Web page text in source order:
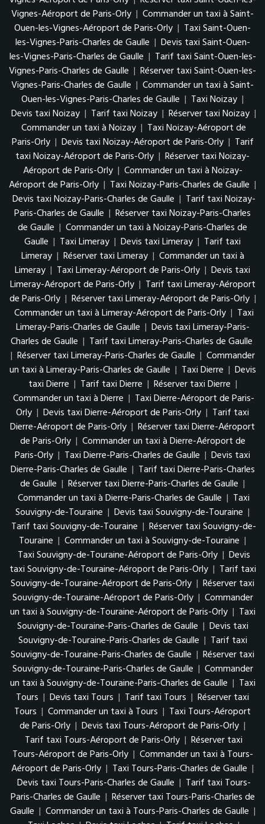
Vignes-Aéroport de Paris-Orly | Commander un taxi à Saint-
Ouen-les-Vignes-Aéroport de Paris-Orly | Taxi Saint-Ouen-
les-Vignes-Paris-Charles de Gaulle | Devis taxi Saint-Ouen-
les-Vignes-Paris-Charles de Gaulle | Tarif taxi Saint-Ouen-les-
Vignes-Paris-Charles de Gaulle | Réserver taxi Saint-Ouen-les-
Vignes-Paris-Charles de Gaulle | Commander un taxi à Saint-
Ouen-les-Vignes-Paris-Charles de Gaulle | Taxi Noizay |
Devis taxi Noizay | Tarif taxi Noizay | Réserver taxi Noizay |
Commander un taxi à Noizay | Taxi Noizay-Aéroport de
Paris-Orly | Devis taxi Noizay-Aéroport de Paris-Orly | Tarif
taxi Noizay-Aéroport de Paris-Orly | Réserver taxi Noizay-
Aéroport de Paris-Orly | Commander un taxi à Noizay-
Aéroport de Paris-Orly | Taxi Noizay-Paris-Charles de Gaulle |
Devis taxi Noizay-Paris-Charles de Gaulle | Tarif taxi Noizay-
Paris-Charles de Gaulle | Réserver taxi Noizay-Paris-Charles
de Gaulle | Commander un taxi à Noizay-Paris-Charles de
Gaulle | Taxi Limeray | Devis taxi Limeray | Tarif taxi
Limeray | Réserver taxi Limeray | Commander un taxi à
Limeray | Taxi Limeray-Aéroport de Paris-Orly | Devis taxi
Limeray-Aéroport de Paris-Orly | Tarif taxi Limeray-Aéroport
de Paris-Orly | Réserver taxi Limeray-Aéroport de Paris-Orly |
Commander un taxi à Limeray-Aéroport de Paris-Orly | Taxi
Limeray-Paris-Charles de Gaulle | Devis taxi Limeray-Paris-
Charles de Gaulle | Tarif taxi Limeray-Paris-Charles de Gaulle
| Réserver taxi Limeray-Paris-Charles de Gaulle | Commander
un taxi à Limeray-Paris-Charles de Gaulle | Taxi Dierre | Devis
taxi Dierre | Tarif taxi Dierre | Réserver taxi Dierre |
Commander un taxi à Dierre | Taxi Dierre-Aéroport de Paris-
Orly | Devis taxi Dierre-Aéroport de Paris-Orly | Tarif taxi
Dierre-Aéroport de Paris-Orly | Réserver taxi Dierre-Aéroport
de Paris-Orly | Commander un taxi à Dierre-Aéroport de
Paris-Orly | Taxi Dierre-Paris-Charles de Gaulle | Devis taxi
Dierre-Paris-Charles de Gaulle | Tarif taxi Dierre-Paris-Charles
de Gaulle | Réserver taxi Dierre-Paris-Charles de Gaulle |
Commander un taxi à Dierre-Paris-Charles de Gaulle | Taxi
Souvigny-de-Touraine | Devis taxi Souvigny-de-Touraine |
Tarif taxi Souvigny-de-Touraine | Réserver taxi Souvigny-de-
Touraine | Commander un taxi à Souvigny-de-Touraine |
Taxi Souvigny-de-Touraine-Aéroport de Paris-Orly | Devis
taxi Souvigny-de-Touraine-Aéroport de Paris-Orly | Tarif taxi
Souvigny-de-Touraine-Aéroport de Paris-Orly | Réserver taxi
Souvigny-de-Touraine-Aéroport de Paris-Orly | Commander
un taxi à Souvigny-de-Touraine-Aéroport de Paris-Orly | Taxi
Souvigny-de-Touraine-Paris-Charles de Gaulle | Devis taxi
Souvigny-de-Touraine-Paris-Charles de Gaulle | Tarif taxi
Souvigny-de-Touraine-Paris-Charles de Gaulle | Réserver taxi
Souvigny-de-Touraine-Paris-Charles de Gaulle | Commander
un taxi à Souvigny-de-Touraine-Paris-Charles de Gaulle | Taxi
Tours | Devis taxi Tours | Tarif taxi Tours | Réserver taxi
Tours | Commander un taxi à Tours | Taxi Tours-Aéroport
de Paris-Orly | Devis taxi Tours-Aéroport de Paris-Orly |
Tarif taxi Tours-Aéroport de Paris-Orly | Réserver taxi
Tours-Aéroport de Paris-Orly | Commander un taxi à Tours-
Aéroport de Paris-Orly | Taxi Tours-Paris-Charles de Gaulle |
Devis taxi Tours-Paris-Charles de Gaulle | Tarif taxi Tours-
Paris-Charles de Gaulle | Réserver taxi Tours-Paris-Charles de
Gaulle | Commander un taxi à Tours-Paris-Charles de Gaulle |